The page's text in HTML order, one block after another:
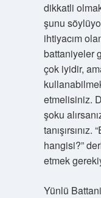
dikkatli
şunu
ihtiyacım
battaniyeler
çok iyidir,
etmelisiniz.
şoku
tanışırsınız.
hangisi?”
etmek
Yünlü